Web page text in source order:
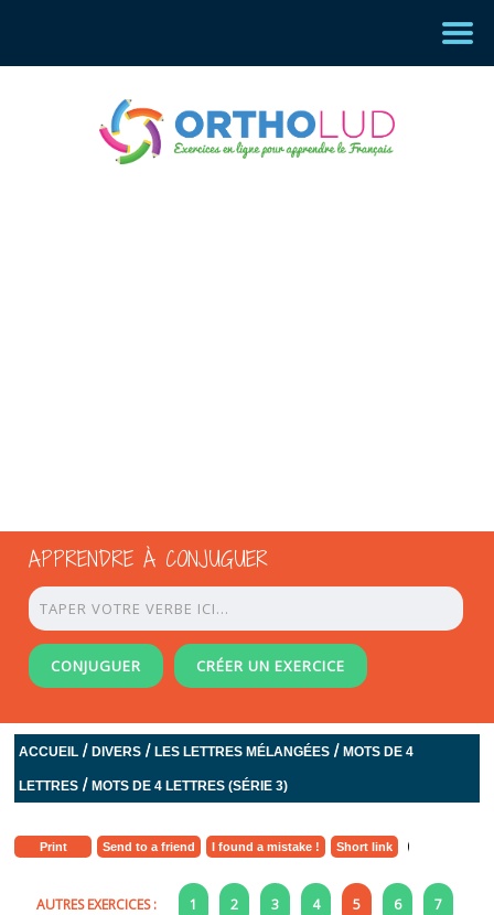
APPRENDRE À CONJUGUER
CONJUGUER CRÉER UN EXERCICE
ACCUEIL /DIVERS /LES LETTRES MÉLANGÉES /MOTS DE 4
LETTRES /MOTS DE 4 LETTRES (SÉRIE 3)
Print Send to a friend I found a mistake ! Short link
AUTRES EXERCICES : 1 2 3 4 5 6 7